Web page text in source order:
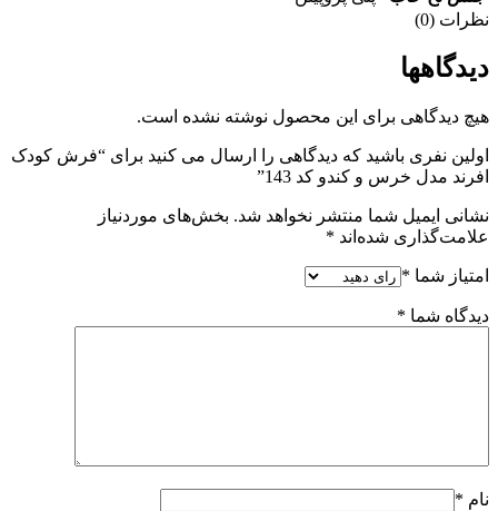
نظرات (0)
دیدگاهها
هیچ دیدگاهی برای این محصول نوشته نشده است.
اولین نفری باشید که دیدگاهی را ارسال می کنید برای “فرش کودک
افرند مدل خرس و کندو کد 143”
نشانی ایمیل شما منتشر نخواهد شد. بخش‌های موردنیاز
علامت‌گذاری شده‌اند *
امتیاز شما *
دیدگاه شما *
نام *